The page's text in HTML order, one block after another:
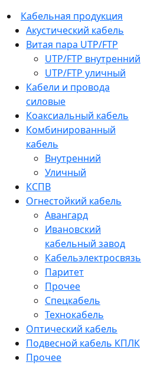
Кабельная продукция
Акустический кабель
Витая пара UTP/FTP
UTP/FTP внутренний
UTP/FTP уличный
Кабели и провода
силовые
Коаксиальный кабель
Комбинированный
кабель
Внутренний
Уличный
КСПВ
Огнестойкий кабель
Авангард
Ивановский
кабельный завод
Кабельэлектросвязь
Паритет
Прочее
Спецкабель
Технокабель
Оптический кабель
Подвесной кабель КПЛК
Прочее